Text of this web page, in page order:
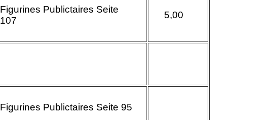
Figurines Publictaires Seite
107
5,00
Figurines Publictaires Seite 95